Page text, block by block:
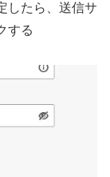
したら、送信サ
する